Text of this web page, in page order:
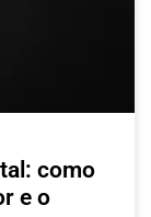
como
e o